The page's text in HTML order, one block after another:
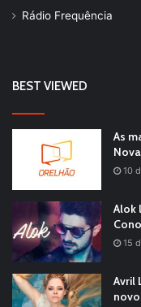
Rádio Frequência
BEST VIEWED
As
Nova
10
Alok
15
Avril